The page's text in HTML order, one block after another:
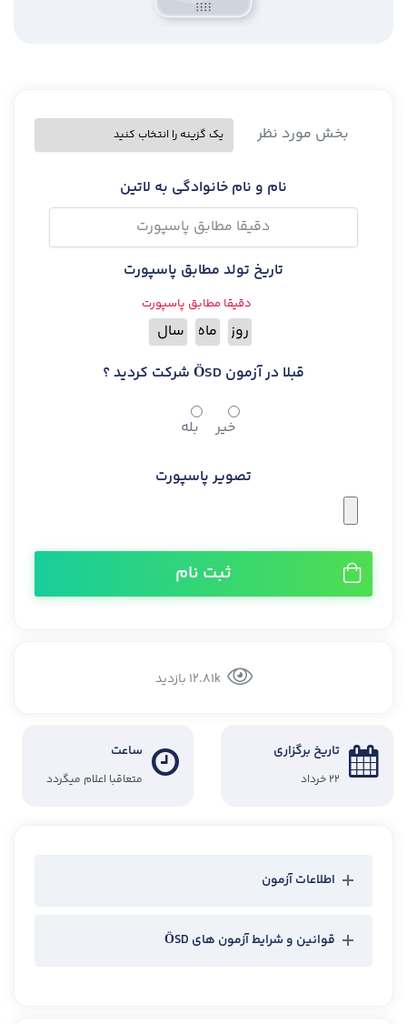
بخش مورد نظر
نام و نام خانوادگی به لاتین
تاریخ تولد مطابق پاسپورت
دقیقا مطابق پاسپورت
قبلا در آزمون ÖSD شرکت کردید ؟
خیر بله
تصویر پاسپورت
ثبت نام
12.81k بازدید
تاریخ برگزاری
۲۲ خرداد
ساعت
متعاقبا اعلام میگردد
اطلاعات آزمون
قوانین و شرایط آزمون های ÖSD